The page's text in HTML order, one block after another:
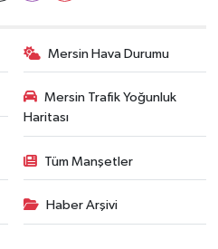
Mersin Hava Durumu
Mersin Trafik Yoğunluk
Haritası
Tüm Manşetler
Haber Arşivi